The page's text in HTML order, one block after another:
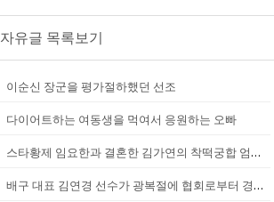
자유글 목록보기
이순신 장군을 평가절하했던 선조
다이어트하는 여동생을 먹여서 응원하는 오빠
스타황제 임요한과 결혼한 김가연의 착떡궁합 엄마 내조
배구 대표 김연경 선수가 광복절에 협회로부터 경고를 받았던 이유